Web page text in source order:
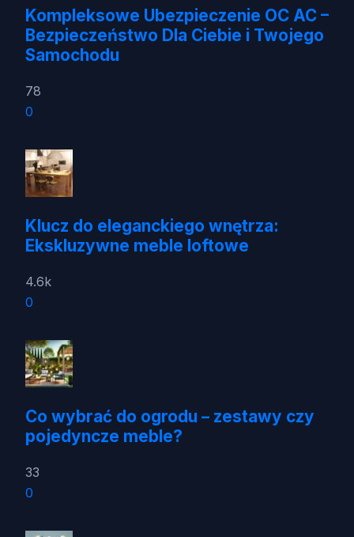
Kompleksowe Ubezpieczenie OC AC –
Bezpieczeństwo Dla Ciebie i Twojego
Samochodu
78
0
Klucz do eleganckiego wnętrza:
Ekskluzywne meble loftowe
4.6k
0
Co wybrać do ogrodu – zestawy czy
pojedyncze meble?
33
0